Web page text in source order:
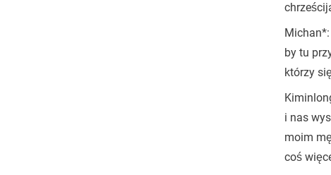
by tu
którzy
i nas
moim
coś